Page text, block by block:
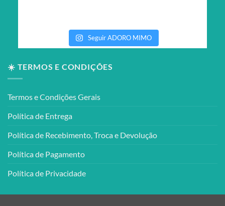
Seguir ADORO MIMO
☀️ TERMOS E CONDIÇÕES
Termos e Condições Gerais
Política de Entrega
Política de Recebimento, Troca e Devolução
Política de Pagamento
Política de Privacidade